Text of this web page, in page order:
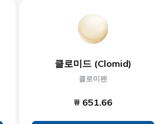
클로미드 (Clomid)
클로미펜
₩ 651.66